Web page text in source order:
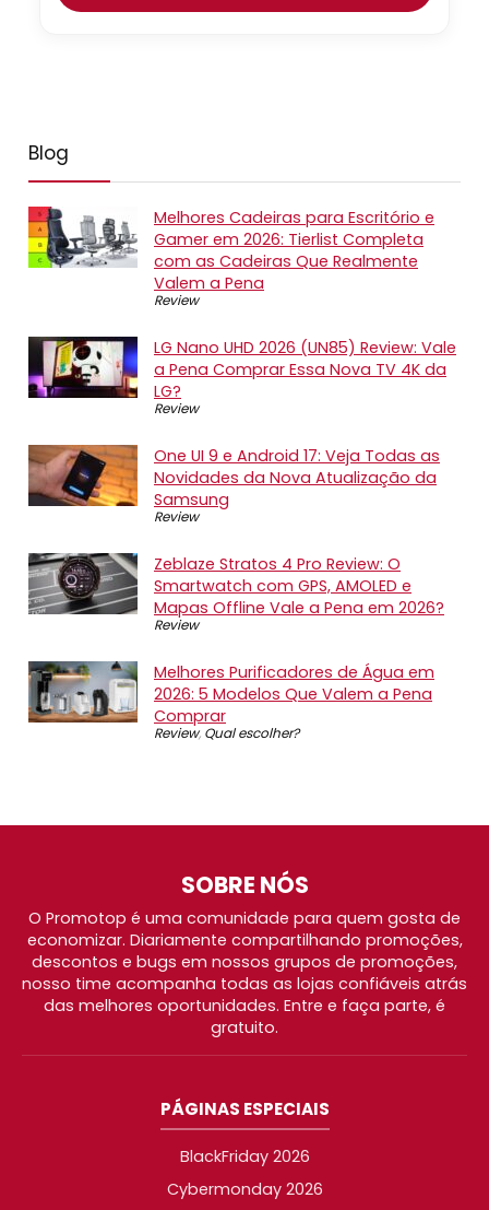
Blog
Melhores Cadeiras para Escritório e
Gamer em 2026: Tierlist Completa
com as Cadeiras Que Realmente
Valem a Pena
Review
LG Nano UHD 2026 (UN85) Review: Vale
a Pena Comprar Essa Nova TV 4K da
LG?
Review
One UI 9 e Android 17: Veja Todas as
Novidades da Nova Atualização da
Samsung
Review
Zeblaze Stratos 4 Pro Review: O
Smartwatch com GPS, AMOLED e
Mapas Offline Vale a Pena em 2026?
Review
Melhores Purificadores de Água em
2026: 5 Modelos Que Valem a Pena
Comprar
Review, Qual escolher?
SOBRE NÓS
O Promotop é uma comunidade para quem gosta de
economizar. Diariamente compartilhando promoções,
descontos e bugs em nossos grupos de promoções,
nosso time acompanha todas as lojas confiáveis atrás
das melhores oportunidades. Entre e faça parte, é
gratuito.
PÁGINAS ESPECIAIS
BlackFriday 2026
Cybermonday 2026